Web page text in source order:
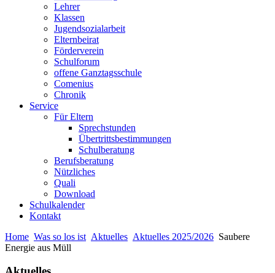
Lehrer
Klassen
Jugendsozialarbeit
Elternbeirat
Förderverein
Schulforum
offene Ganztagsschule
Comenius
Chronik
Service
Für Eltern
Sprechstunden
Übertrittsbestimmungen
Schulberatung
Berufsberatung
Nützliches
Quali
Download
Schulkalender
Kontakt
Home Was so los ist Aktuelles Aktuelles 2025/2026 Saubere
Energie aus Müll